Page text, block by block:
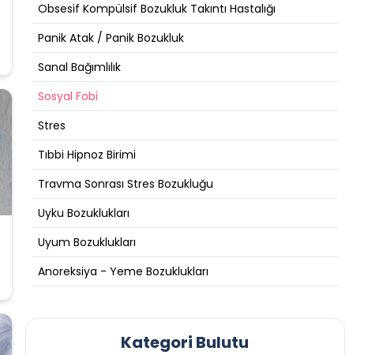
Obsesif Kompülsif Bozukluk Takıntı Hastalığı
Panik Atak / Panik Bozukluk
Sanal Bağımlılık
Sosyal Fobi
Stres
Tıbbi Hipnoz Birimi
Travma Sonrası Stres Bozukluğu
Uyku Bozuklukları
Uyum Bozuklukları
Anoreksiya - Yeme Bozuklukları
Kategori Bulutu